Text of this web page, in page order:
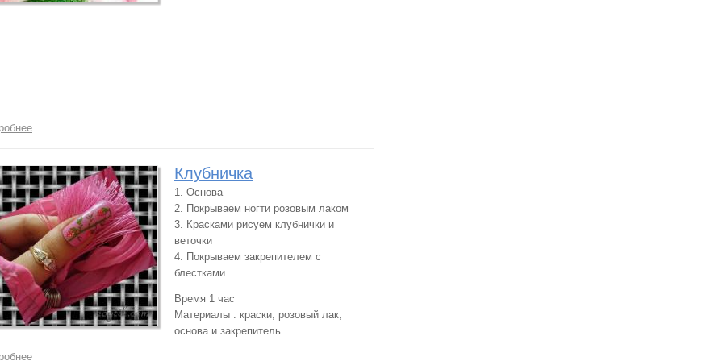
Клубничка
1. Основа
2. Покрываем ногти розовым лаком
3. Красками рисуем клубнички и
веточки
4. Покрываем закрепителем с
блестками
Время 1 час
Материалы : краски, розовый лак,
основа и закрепитель